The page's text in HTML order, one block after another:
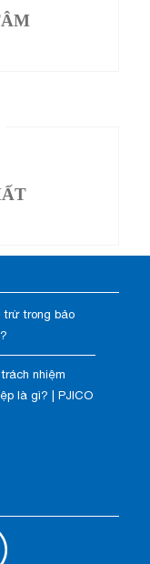
trừ trong bảo
nhiệm
là gì? | PJICO